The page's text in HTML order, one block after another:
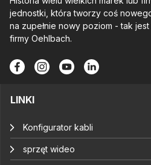
jednostki, która tworzy coś
na zupełnie nowy poziom - tak
firmy Oehlbach.
LINKI
Konfigurator kabli
sprzęt wideo